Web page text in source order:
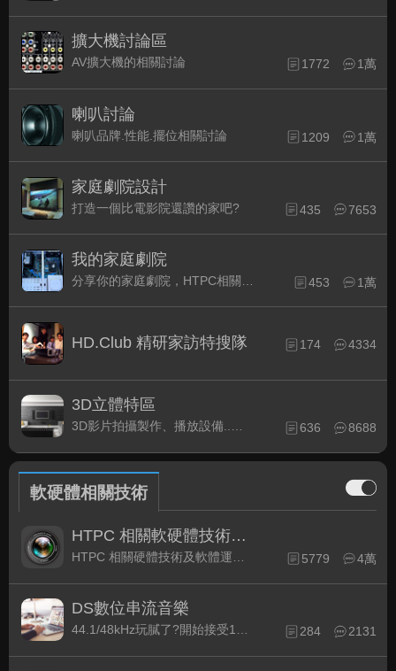
擴大機討論區
AV擴大機的相關討論 1772 1萬
喇叭討論
喇叭品牌.性能.擺位相關討論 1209 1萬
家庭劇院設計
打造一個比電影院還讚的家吧? 435 7653
我的家庭劇院
453 1萬
HD.Club 精研家訪特搜隊 174 4334
3D立體特區
3D影片拍攝製作、播放設備..等相關討論 636 8688
軟硬體相關技術
HTPC 相關軟硬體技術及運用
5779 4萬
DS數位串流音樂
284 2131